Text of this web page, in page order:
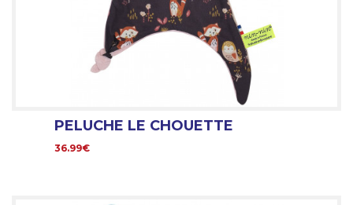
PELUCHE LE CHOUETTE
36.99€